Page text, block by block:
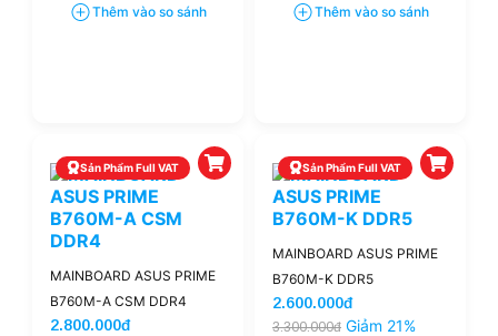
Thêm vào so sánh Thêm vào so sánh
Sản Phẩm Full VAT
MAINBOARD ASUS PRIME
B760M-A CSM DDR4
2.800.000đ
Sản Phẩm Full VAT
MAINBOARD ASUS PRIME
B760M-K DDR5
2.600.000đ
3.300.000đ Giảm 21%